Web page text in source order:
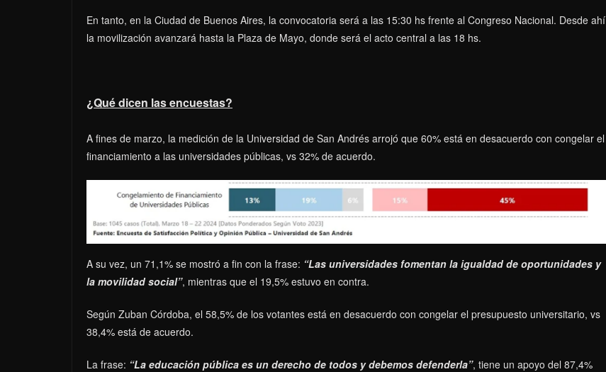
En tanto, en la Ciudad de Buenos Aires, la convocatoria será a las 15:30 hs frente al Congreso Nacional. Desde ahí
la movilización avanzará hasta la Plaza de Mayo, donde será el acto central a las 18 hs.
¿Qué dicen las encuestas?
A fines de marzo, la medición de la Universidad de San Andrés arrojó que 60% está en desacuerdo con congelar el
financiamiento a las universidades públicas, vs 32% de acuerdo.
A su vez, un 71,1% se mostró a fin con la frase: “Las universidades fomentan la igualdad de oportunidades y
la movilidad social”, mientras que el 19,5% estuvo en contra.
Según Zuban Córdoba, el 58,5% de los votantes está en desacuerdo con congelar el presupuesto universitario, vs
38,4% está de acuerdo.
La frase: “La educación pública es un derecho de todos y debemos defenderla”, tiene un apoyo del 87,4%